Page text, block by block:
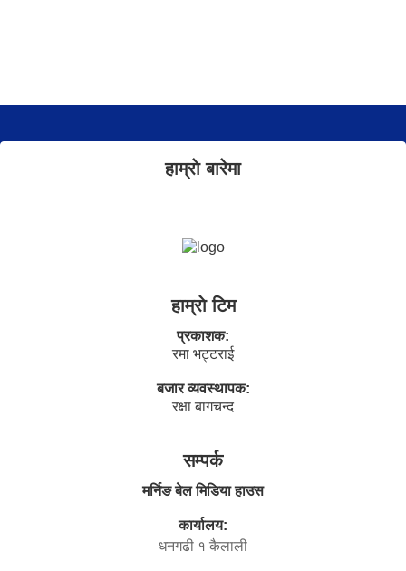
हाम्राे बारेमा
हाम्राे टिम
प्रकाशक:
रमा भट्टराई
बजार व्यवस्थापक:
रक्षा बागचन्द
सम्पर्क
मर्निङ बेल मिडिया हाउस
कार्यालय:
धनगढी १ कैलाली